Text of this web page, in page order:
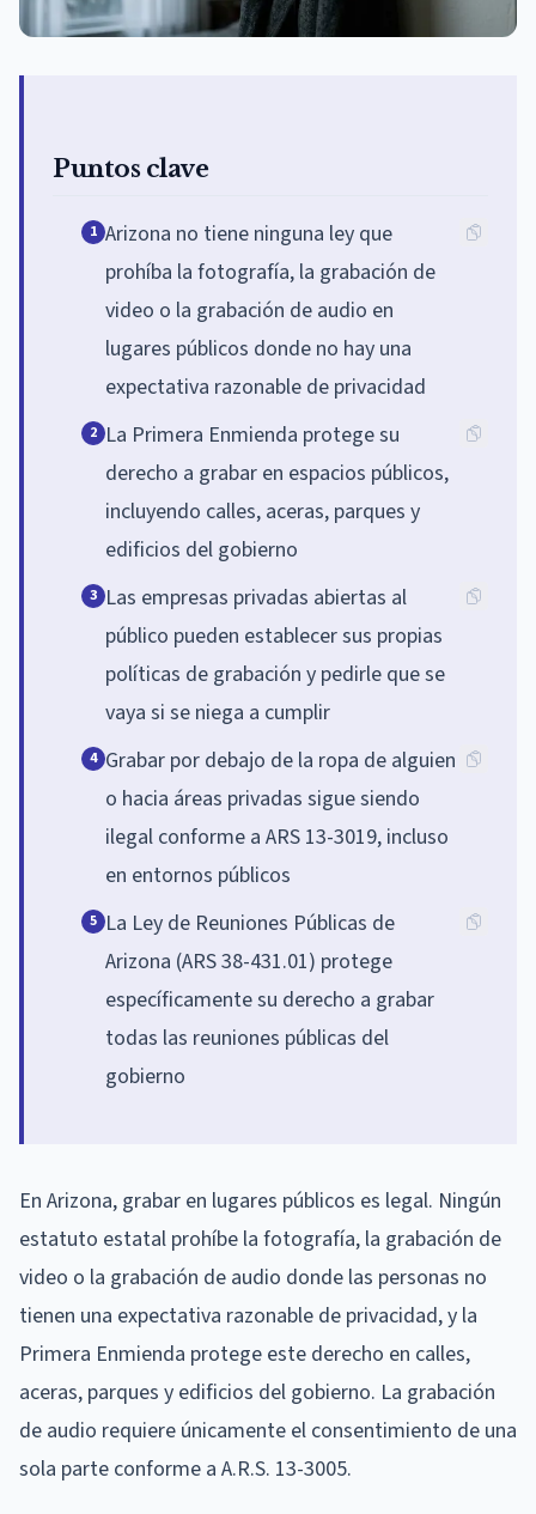
Puntos clave
1 Arizona no tiene ninguna ley que
prohíba la fotografía, la grabación de
video o la grabación de audio en
lugares públicos donde no hay una
expectativa razonable de privacidad
2 La Primera Enmienda protege su
derecho a grabar en espacios públicos,
incluyendo calles, aceras, parques y
edificios del gobierno
3 Las empresas privadas abiertas al
público pueden establecer sus propias
políticas de grabación y pedirle que se
vaya si se niega a cumplir
4 Grabar por debajo de la ropa de alguien
o hacia áreas privadas sigue siendo
ilegal conforme a ARS 13-3019, incluso
en entornos públicos
5 La Ley de Reuniones Públicas de
Arizona (ARS 38-431.01) protege
específicamente su derecho a grabar
todas las reuniones públicas del
gobierno
En Arizona, grabar en lugares públicos es legal. Ningún
estatuto estatal prohíbe la fotografía, la grabación de
video o la grabación de audio donde las personas no
tienen una expectativa razonable de privacidad, y la
Primera Enmienda protege este derecho en calles,
aceras, parques y edificios del gobierno. La grabación
de audio requiere únicamente el consentimiento de una
sola parte conforme a A.R.S. 13-3005.